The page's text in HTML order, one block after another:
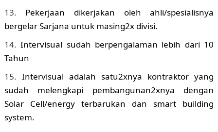
Pekerjaan dikerjakan oleh ahli/spesialisnya
bergelar Sarjana untuk masing2x divisi.
Intervisual sudah berpengalaman lebih dari 10
Tahun
Intervisual adalah satu2xnya kontraktor yang
sudah melengkapi pembangunan2xnya dengan
Solar Cell/energy terbarukan dan smart building
system.